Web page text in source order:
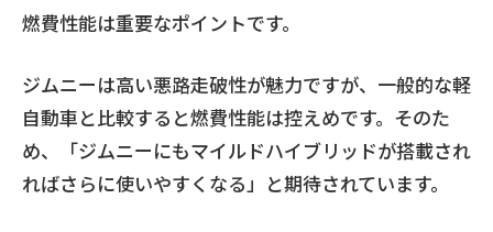
燃費性能は重要なポイントです。
ジムニーは高い悪路走破性が魅力ですが、一般的な軽
自動車と比較すると燃費性能は控えめです。そのた
め、「ジムニーにもマイルドハイブリッドが搭載され
ればさらに使いやすくなる」と期待されています。